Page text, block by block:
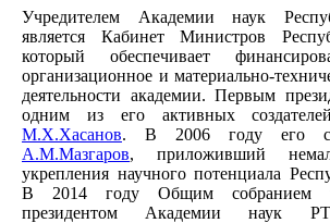
Учредителем Академии наук
является Кабинет Министров
который обеспечивает
организационное и материально-
деятельности академии. Первым
одним из его активных
М.Х.Хасанов. В 2006 году его
А.М.Мазгаров, приложивший
укрепления научного потенциала
В 2014 году Общим
президентом Академии наук